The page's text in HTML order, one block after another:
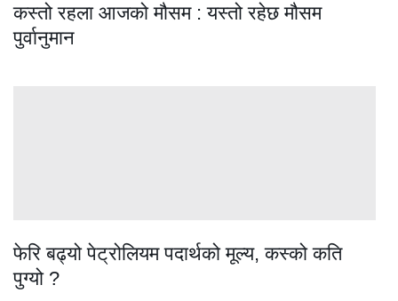
कस्तो रहला आजको मौसम : यस्तो रहेछ मौसम
पुर्वानुमान
फेरि बढ्यो पेट्रोलियम पदार्थको मूल्य, कस्को कति
पुग्यो ?